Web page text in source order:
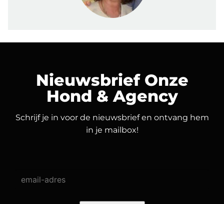
Nieuwsbrief Onze
Hond & Agency
Schrijf je in voor de nieuwsbrief en ontvang hem
in je mailbox!